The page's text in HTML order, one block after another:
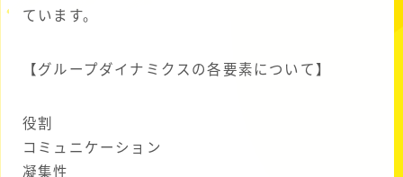
ています。
【グループダイナミクスの各要素について】
役割
コミュニケーション
凝集性